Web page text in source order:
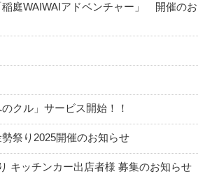
稲庭WAIWAIアドベンチャー」 開催のお
クル」サービス開始！！
祭り2025開催のお知らせ
キッチンカー出店者様 募集のお知らせ